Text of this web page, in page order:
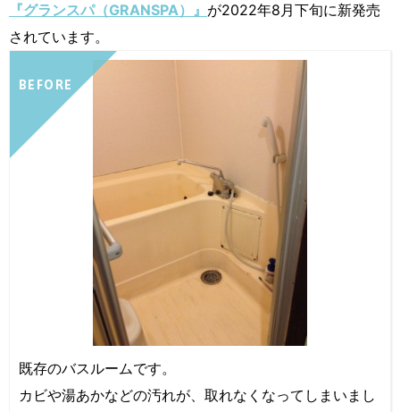
『グランスパ（GRANSPA）』 が2022年8月下旬に新発売
されています。
BEFORE
既存のバスルームです。
カビや湯あかなどの汚れが、取れなくなってしまいまし